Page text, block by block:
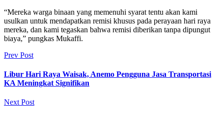
“Mereka warga binaan yang memenuhi syarat tentu akan kami
usulkan untuk mendapatkan remisi khusus pada perayaan hari raya
mereka, dan kami tegaskan bahwa remisi diberikan tanpa dipungut
biaya,” pungkas Mukaffi.
Prev Post
Libur Hari Raya Waisak, Anemo Pengguna Jasa Transportasi
KA Meningkat Signifikan
Next Post